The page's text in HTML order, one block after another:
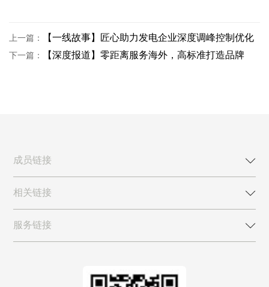
上一篇： 【一线故事】匠心助力发电企业深度调峰控制优化
下一篇： 【深度报道】零距离服务海外，高标准打造品牌
成员链接
相关链接
服务链接